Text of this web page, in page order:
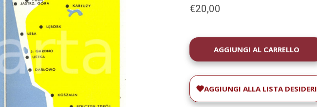
€20,00
DISPONIBILITÀ
ATTUALE:
AGGIUNGI ALLA LISTA DESIDERI